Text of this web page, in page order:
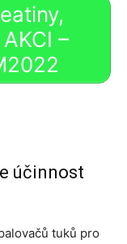
–
účinnost
tuků pro